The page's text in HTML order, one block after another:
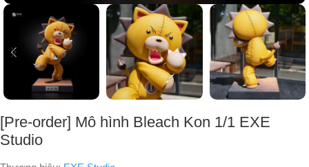
[Pre-order] Mô hình Bleach Kon 1/1 EXE
Studio